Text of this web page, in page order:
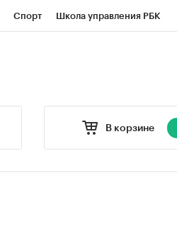
Спорт Школа управления РБК
В корзине